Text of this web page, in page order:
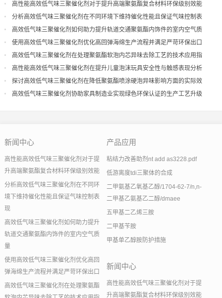
高性能高效低气味三聚催化剂对于提升高端聚氨酯复合材料环保级别效能
分析高效低气味三聚催化剂在不同环境下维持催化性能且保证气味控制表
现
高效低气味三聚催化剂如何助力提升轨道交通聚氨酯内饰件的室内空气质
量
使用高效低气味三聚催化剂优化高回弹海绵生产流程并满足严苛环保出口
高效低气味三聚催化剂在处理聚氨酯软泡内芯异味去除工艺的技术应用指
导
高性能高效低气味三聚催化剂在提升儿童泡沫玩具安全性与触感表现分析
探讨高效低气味三聚催化剂在降低聚氨酯喷涂硬泡异味影响方面的实际效
果
高效低气味三聚催化剂协助家具制造业实现绿色环保认证的生产工艺升级
新闻中心
高性能高效低气味三聚催化剂对于提
升高端聚氨酯复合材料环保级别效能
分析高效低气味三聚催化剂在不同环
境下维持催化性能且保证气味控制表
现
高效低气味三聚催化剂如何助力提升
轨道交通聚氨酯内饰件的室内空气质
量
使用高效低气味三聚催化剂优化高回
弹海绵生产流程并满足严苛环保出口
高效低气味三聚催化剂在处理聚氨酯
产品应用
粘结力改善助剂nt add as3228.pdf
低游离度tdi三聚体的合成
二甲氨基乙氧基乙醇/1704-62-7/n,n-
二甲基乙氨基乙二醇/dmaee
五甲基二乙烯三胺
二甲基苄胺
甲基单乙醇胺防护措施
新闻中心
高性能高效低气味三聚催化剂对于提
升高端聚氨酯复合材料环保级别效能